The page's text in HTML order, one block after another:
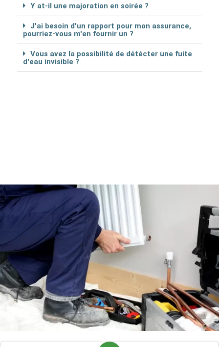
Y at-il une majoration en soirée ?
J'ai besoin d'un rapport pour mon assurance,
pourriez-vous m'en fournir un ?
Vous avez la possibilité de détécter une fuite
d'eau invisible ?